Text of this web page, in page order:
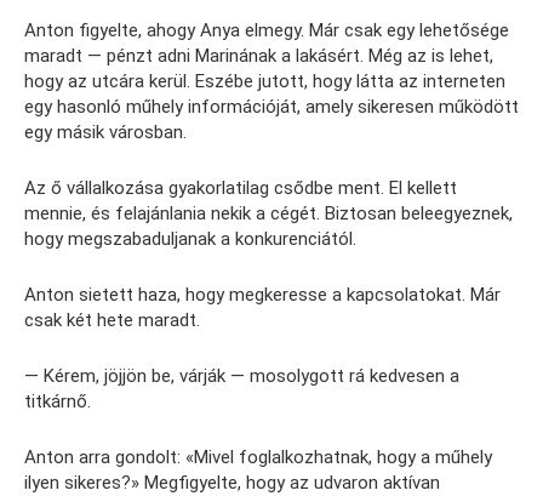
Anton figyelte, ahogy Anya elmegy. Már csak egy lehetősége
maradt — pénzt adni Marinának a lakásért. Még az is lehet,
hogy az utcára kerül. Eszébe jutott, hogy látta az interneten
egy hasonló műhely információját, amely sikeresen működött
egy másik városban.
Az ő vállalkozása gyakorlatilag csődbe ment. El kellett
mennie, és felajánlania nekik a cégét. Biztosan beleegyeznek,
hogy megszabaduljanak a konkurenciától.
Anton sietett haza, hogy megkeresse a kapcsolatokat. Már
csak két hete maradt.
— Kérem, jöjjön be, várják — mosolygott rá kedvesen a
titkárnő.
Anton arra gondolt: «Mivel foglalkozhatnak, hogy a műhely
ilyen sikeres?» Megfigyelte, hogy az udvaron aktívan